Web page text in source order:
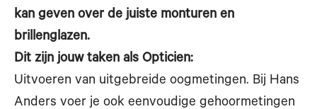
kan geven over de juiste monturen en
brillenglazen.
Dit zijn jouw taken als Opticien:
Uitvoeren van uitgebreide oogmetingen. Bij Hans
Anders voer je ook eenvoudige gehoormetingen